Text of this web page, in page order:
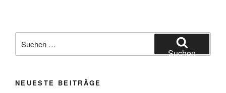
nach:
Suchen
NEUESTE BEITRÄGE